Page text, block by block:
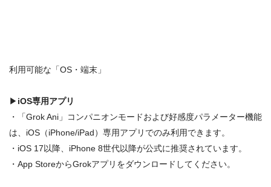
利用可能な「OS・端末」
▶ iOS専用アプリ
・「Grok Ani」コンパニオンモードおよび好感度パラメーター機能
は、 iOS（iPhone/iPad）専用アプリ でのみ利用できます。
・ iOS 17以降、iPhone 8世代以降が公式に推奨されています。
・App StoreからGrokアプリをダウンロードしてください。